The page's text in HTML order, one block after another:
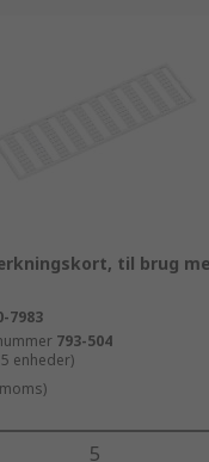
til brug
7983
793-504
enheder)